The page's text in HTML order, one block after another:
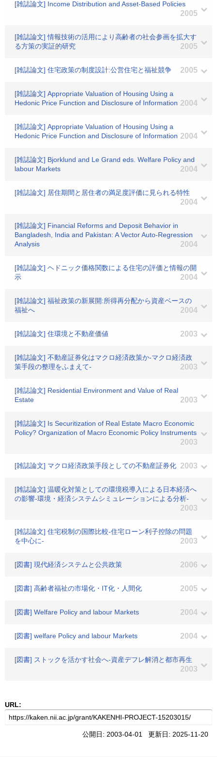
[雑誌論文] Income Distribution and Asset-Based Policies
2005
[雑誌論文] 情報技術の活用により高齢者の社会参画を拡大す
る方策の実証的研究
2005
[雑誌論文] 住宅政策の制度設計:公営住宅と福祉競争 2005
[雑誌論文] Appropriate Valuation of Housing Using a
Hedonic Price Function and Disclosure of Information 2004
[雑誌論文] Appropriate Valuation of Housing Using a
Hedonic Price Function and Disclosure of Information 2004
[雑誌論文] Bjorklund and Le Grand eds. Welfare Policy and
labour Markets
2004
[雑誌論文] 居住期間と居住者の満足度評価に見られる特性
2004
[雑誌論文] Financial Reforms and Deposit Behavior in
Bangladesh, India and Pakistan: A Vector Auto-Regression
Analysis
2004
[雑誌論文] ヘドニック価格関数による住宅の評価と情報の開
示
2004
[雑誌論文] 福祉政策の新展開:所得再分配から資産ベースの
福祉へ
2004
[雑誌論文] 住環境と不動産価値 2003
[雑誌論文] 不動産証券化はマクロ経済政策か-マクロ経済政
策手段の整理をふまえて-
2003
[雑誌論文] Residential Environment and Value of Real
Estate
2003
[雑誌論文] Is Securitization of Real Estate Macro Economic
Policy? Organization of Macro Economic Policy Instruments
2003
[雑誌論文] マクロ経済政策手段としての不動産証券化 2003
[雑誌論文] 温暖化対策としての環境税導入による日本経済へ
の影響-環境・経済システムシミュレーションによる分析-
2003
[雑誌論文] 住宅税制の国際比較-住宅ローン利子控除の問題
を中心に-
2003
[図書] 現代経済システムと公共政策 2006
[図書] 高齢者福祉の市場化・IT化・人間化 2005
[図書] Welfare Policy and labour Markets 2004
[図書] welfare Policy and labour Markets 2004
[図書] ストックを活かす社会へ-資産デフレ解消と都市再生
2003
URL:
公開日: 2003-04-01 更新日: 2025-11-20